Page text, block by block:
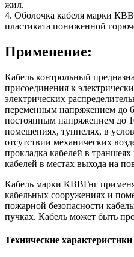
жил.
4. Оболочка кабеля марки
пластиката пониженной
Применение:
Кабель контрольный
присоединения к
электрических
переменным напряжением до
постоянным напряжением до
помещениях, туннелях, в
отсутствии механических
прокладка кабелей в
кабелей в местах выхода на
Кабель марки КВВГнг
кабельных сооружениях и
пожарной безопасности
пучках. Кабель может быть
Технические